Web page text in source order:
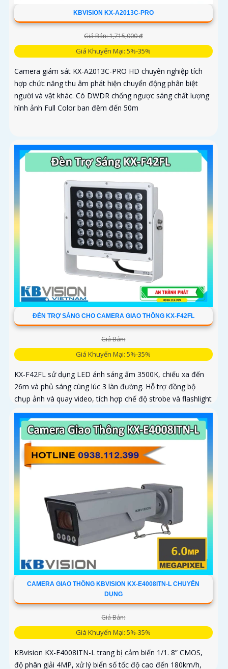
KBVISION KX-A2013C-PRO
Giá Bán: 1,715,000 ₫
Giá Khuyến Mại: 5%-35%
Camera giám sát KX-A2013C-PRO HD chuyên nghiệp tích
hợp chức năng thu âm phát hiện chuyển động phân biệt
người và vật khác. Có DWDR chống ngược sáng chất lượng
hình ảnh Full Color ban đêm đến 50m
ĐÈN TRỢ SÁNG CHO CAMERA GIAO THÔNG KX-F42FL
Giá Bán:
Giá Khuyến Mại: 5%-35%
KX-F42FL sử dụng LED ánh sáng ấm 3500K, chiếu xa đến
26m và phủ sáng cùng lúc 3 làn đường. Hỗ trợ đồng bộ
chụp ảnh và quay video, tích hợp chế độ strobe và flashlight
CAMERA GIAO THÔNG KBVISION KX-E4008ITN-L CHUYÊN
DỤNG
Giá Bán:
Giá Khuyến Mại: 5%-35%
KBvision KX-E4008ITN-L trang bị cảm biến 1/1. 8” CMOS,
độ phân giải 4MP, xử lý biển số tốc độ cao đến 180km/h,